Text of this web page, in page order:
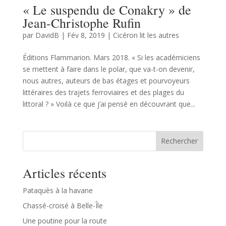
« Le suspendu de Conakry » de
Jean-Christophe Rufin
par DavidB | Fév 8, 2019 | Cicéron lit les autres
Éditions Flammarion. Mars 2018. « Si les académiciens
se mettent à faire dans le polar, que va-t-on devenir,
nous autres, auteurs de bas étages et pourvoyeurs
littéraires des trajets ferroviaires et des plages du
littoral ? » Voilà ce que j’ai pensé en découvrant que...
Rechercher
Articles récents
Pataquès à la havane
Chassé-croisé à Belle-Île
Une poutine pour la route